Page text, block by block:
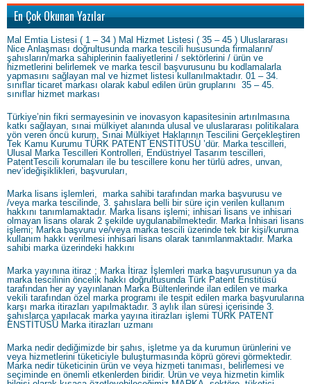
En Çok Okunan Yazılar
Mal Emtia Listesi ( 1 – 34 ) Mal Hizmet Listesi ( 35 – 45 ) Uluslararası
Nice Anlaşması doğrultusunda marka tescili hususunda firmaların/
şahısların/marka sahiplerinin faaliyetlerini / sektörlerini / ürün ve
hizmetlerini belirlemek ve marka tescil başvurusunu bu kodlamalarla
yapmasını sağlayan mal ve hizmet listesi kullanılmaktadır. 01 – 34.
sınıflar ticaret markası olarak kabul edilen ürün gruplarını 35 – 45.
sınıflar hizmet markası
Türkiye’nin fikri sermayesinin ve inovasyon kapasitesinin artırılmasına
katkı sağlayan, sınai mülkiyet alanında ulusal ve uluslararası politikalara
yön veren öncü kurum, Sınai Mülkiyet Haklarının Tescilini Gerçekleştiren
Tek Kamu Kurumu TÜRK PATENT ENSTİTÜSÜ ’dür. Marka tescilleri,
Ulusal Marka Tescilleri Kontrolleri, Endüstriyel Tasarım tescilleri,
PatentTescili korumaları ile bu tescillere konu her türlü adres, unvan,
nev’ideğişiklikleri, başvuruları,
Marka lisans işlemleri, marka sahibi tarafından marka başvurusu ve
/veya marka tescilinde, 3. şahıslara belli bir süre için verilen kullanım
hakkını tanımlamaktadır. Marka lisans işlemi; inhisari lisans ve inhisari
olmayan lisans olarak 2 şekilde uygulanabilmektedir. Marka İnhisari lisans
işlemi; Marka başvuru ve/veya marka tescili üzerinde tek bir kişi/kuruma
kullanım hakkı verilmesi inhisari lisans olarak tanımlanmaktadır. Marka
sahibi marka üzerindeki hakkını
Marka yayınına itiraz ; Marka İtiraz İşlemleri marka başvurusunun ya da
marka tescilinin öncelik hakkı doğrultusunda Türk Patent Enstitüsü
tarafından her ay yayınlanan Marka Bültenlerinde ilan edilen ve marka
vekili tarafından özel marka programı ile tespit edilen marka başvurularına
karşı marka itirazları yapılmaktadır. 3 aylık ilan süresi içerisinde 3.
şahıslarca yapılacak marka yayına itirazları işlemi TÜRK PATENT
ENSTİTÜSÜ Marka itirazları uzmanı
Marka nedir dediğimizde bir şahıs, işletme ya da kurumun ürünlerini ve
veya hizmetlerini tüketiciyle buluşturmasında köprü görevi görmektedir.
Marka nedir tüketicinin ürün ve veya hizmeti tanıması, belirlemesi ve
seçiminde en önemli etkenlerden biridir. Ürün ve veya hizmetin kimlik